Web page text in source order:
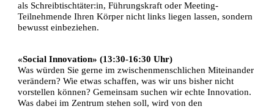
als Schreibtischtäter:in, Führungskraft oder Meeting-
Teilnehmende Ihren Körper nicht links liegen lassen, sondern
bewusst einbeziehen.
«Social Innovation» (13:30-16:30 Uhr)
Was würden Sie gerne im zwischenmenschlichen Miteinander
verändern? Wie etwas schaffen, was wir uns bisher nicht
vorstellen können? Gemeinsam suchen wir echte Innovation.
Was dabei im Zentrum stehen soll, wird von den